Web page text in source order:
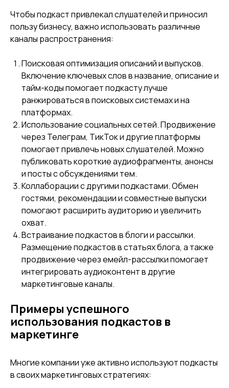
Чтобы подкаст привлекал слушателей и приносил
пользу бизнесу, важно использовать различные
каналы распространения:
Поисковая оптимизация описаний и выпусков.
Включение ключевых слов в название, описание и
тайм-коды помогает подкасту лучше
ранжироваться в поисковых системах и на
платформах.
Использование социальных сетей. Продвижение
через Телеграм, ТикТок и другие платформы
помогает привлечь новых слушателей. Можно
публиковать короткие аудиофрагменты, анонсы
и посты с обсуждениями тем.
Коллаборации с другими подкастами. Обмен
гостями, рекомендации и совместные выпуски
помогают расширить аудиторию и увеличить
охват.
Встраивание подкастов в блоги и рассылки.
Размещение подкастов в статьях блога, а также
продвижение через емейл-рассылки помогает
интегрировать аудиоконтент в другие
маркетинговые каналы.
Примеры успешного
использования подкастов в
маркетинге
Многие компании уже активно используют подкасты
в своих маркетинговых стратегиях: